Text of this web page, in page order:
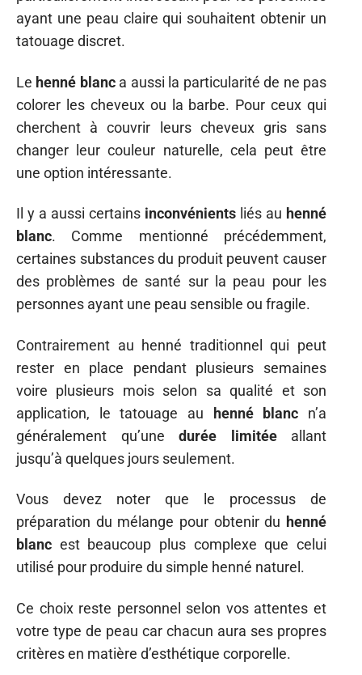
ayant une peau claire qui souhaitent obtenir un
tatouage discret.
Le henné blanca aussi la particularité de ne pas
colorer les cheveux ou la barbe. Pour ceux qui
cherchent à couvrir leurs cheveux gris sans
changer leur couleur naturelle, cela peut être
une option intéressante.
Il y a aussi certains inconvénients liés au henné
blanc. Comme mentionné précédemment,
certaines substances du produit peuvent causer
des problèmes de santé sur la peau pour les
personnes ayant une peau sensible ou fragile.
Contrairement au henné traditionnel qui peut
rester en place pendant plusieurs semaines
voire plusieurs mois selon sa qualité et son
application, le tatouage au henné blanc n’a
généralement qu’une durée limitéeallant
jusqu’à quelques jours seulement.
Vous devez noter que le processus de
préparation du mélange pour obtenir du henné
blanc est beaucoup plus complexe que celui
utilisé pour produire du simple henné naturel.
Ce choix reste personnel selon vos attentes et
votre type de peau car chacun aura ses propres
critères en matière d’esthétique corporelle.